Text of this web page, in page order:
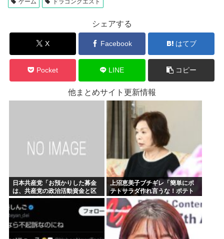
シェアする
X Facebook はてブ
Pocket LINE コピー
他まとめサイト更新情報
日本共産党「お預かりした募金
は、共産党の政治活動資金と区
別し、全額を被災地のために使
います」
上沼恵美子ブチギレ「簡単にポ
テトサラダ作れ言うな！ポテト
サラダ作りてしんどいんやで！
」